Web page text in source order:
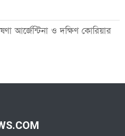
আর্জেন্টিনা ও দক্ষিণ কোরিয়ার